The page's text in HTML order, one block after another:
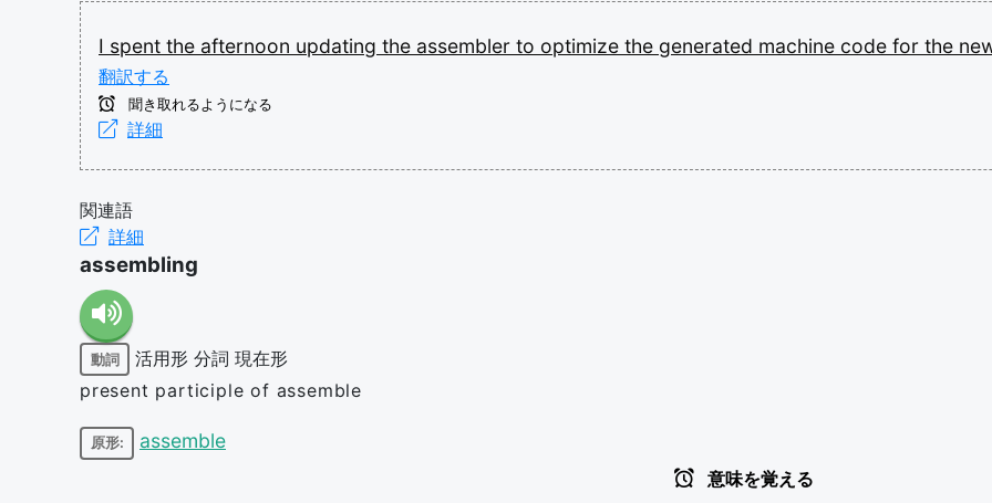
I spent the afternoon updating the assembler to optimize the generated machine code for the
翻訳する
聞き取れるようになる
詳細
関連語
詳細
assembling
動詞 活用形 分詞 現在形
present participle of assemble
原形: assemble
意味を覚える